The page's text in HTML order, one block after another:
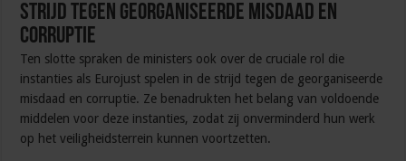
Strijd tegen georganiseerde misdaad en
corruptie
Ten slotte spraken de ministers ook over de cruciale rol die
instanties als Eurojust spelen in de strijd tegen de georganiseerde
misdaad en corruptie. Ze benadrukten het belang van voldoende
middelen voor deze instanties, zodat zij onverminderd hun werk
op het veiligheidsterrein kunnen voortzetten.